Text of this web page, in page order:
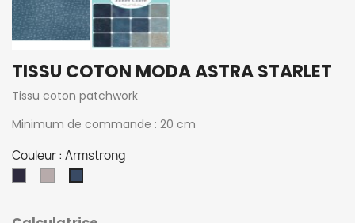
TISSU COTON MODA ASTRA STARLET
Tissu coton patchwork
Minimum de commande : 20 cm
Couleur : Armstrong